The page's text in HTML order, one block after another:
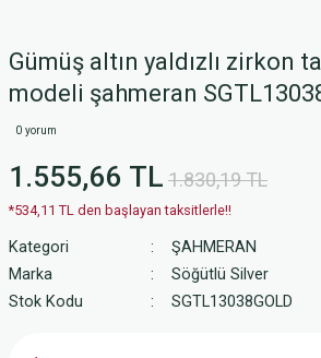
Gümüş altın yaldızlı zirkon
modeli şahmeran
0 yorum
1.555,66 TL 1.830,19 TL
*534,11 TL den başlayan taksitlerle!!
Kategori
ŞAHMERAN
Marka
Söğütlü Silver
Stok Kodu
SGTL13038GOLD